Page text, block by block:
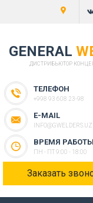
GENERAL
ДИСТРИБЬЮТОР
ТЕЛЕФОН
+998 93 608 23-98
E-MAIL
INFO@GWELDERS.UZ
ВРЕМЯ РАБОТЫ
ПН - ПТ 9:00 - 18:00
Заказать